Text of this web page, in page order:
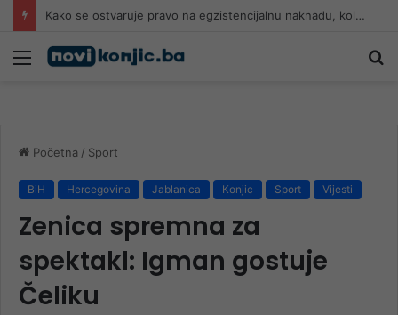
Na današnji dan rođen Alija Izetbegović: Život posvećen Bosni i Hercegovini
Meni
Početna / Sport
BiH Hercegovina Jablanica Konjic Sport Vijesti
Zenica spremna za
spektakl: Igman gostuje
Čeliku